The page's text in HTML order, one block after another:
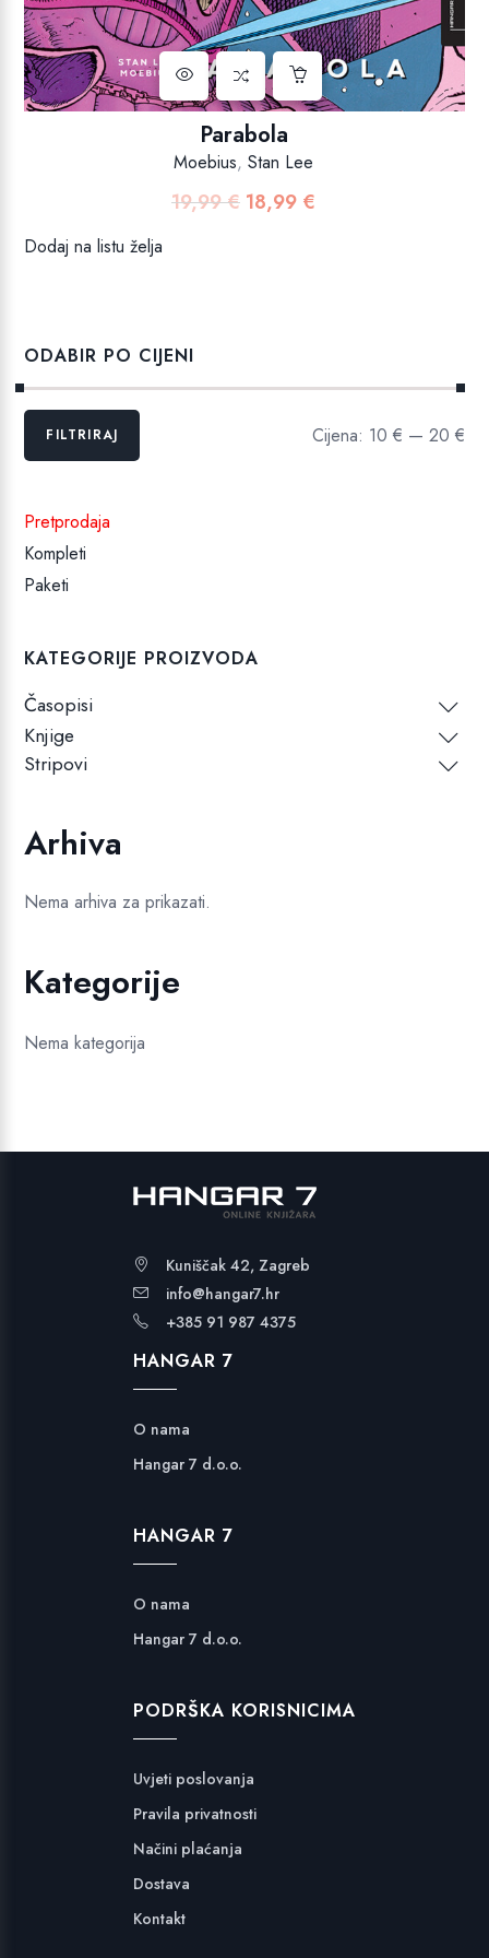
Parabola
Moebius, Stan Lee
19,99€ Izvorna
18,99 €
Dodaj na listu želja
ODABIR PO CIJENI
Min
MaksFILTRIRAJ Cijena: 10 € — 20 €
Pretprodaja
Kompleti
Paketi
KATEGORIJE PROIZVODA
Časopisi
Knjige
Stripovi
Arhiva
Nema arhiva za prikazati.
Kategorije
Nema kategorija
Kuniščak 42, Zagreb
info@hangar7.hr
+385 91 987 4375
HANGAR 7
O nama
Hangar 7 d.o.o.
HANGAR 7
O nama
Hangar 7 d.o.o.
PODRŠKA KORISNICIMA
Uvjeti poslovanja
Pravila privatnosti
Načini plaćanja
Dostava
Kontakt